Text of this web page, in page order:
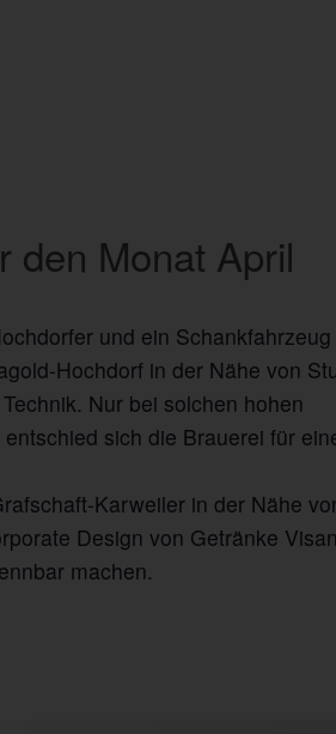
den Monat April
und ein
Hochdorf in der Nähe von
Nur bei solchen hohen
sich die Brauerei für
Karweiler in der Nähe
Design von Getränke
machen.